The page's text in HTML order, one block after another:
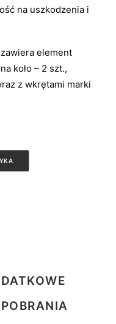
na uszkodzenia i
element
koło – 2 szt.,
z wkrętami marki